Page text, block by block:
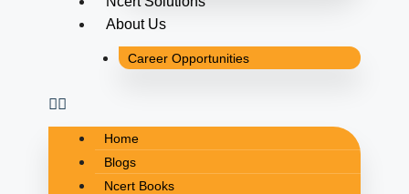
About Us
Career Opportunities
Home
Blogs
Ncert Books